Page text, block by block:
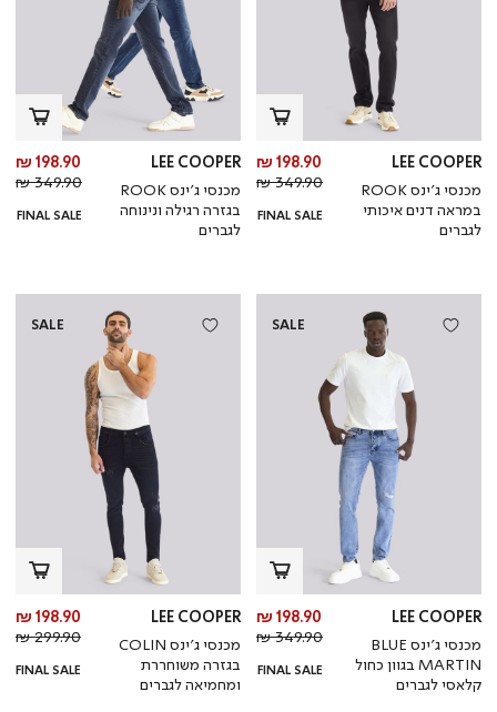
LEE COOPER
מכנסי ג’ינס ROOK
במראה דנים איכותי
לגברים
מחיר
מוצר
198.90 ₪
מחיר
רגיל
349.90 ₪
FINAL SALE
LEE COOPER
מכנסי ג’ינס ROOK
בגזרה רגילה ונינוחה
לגברים
198.90 ₪
349.90 ₪
FINAL SALE
SALE
LEE COOPER
מכנסי ג’ינס BLUE
MARTIN בגוון כחול
קלאסי לגברים
מחיר
מוצר
198.90 ₪
מחיר
רגיל
349.90 ₪
FINAL SALE
SALE
LEE COOPER
מכנסי ג’ינס COLIN
בגזרה משוחררת
ומחמיאה לגברים
198.90 ₪
299.90 ₪
FINAL SALE